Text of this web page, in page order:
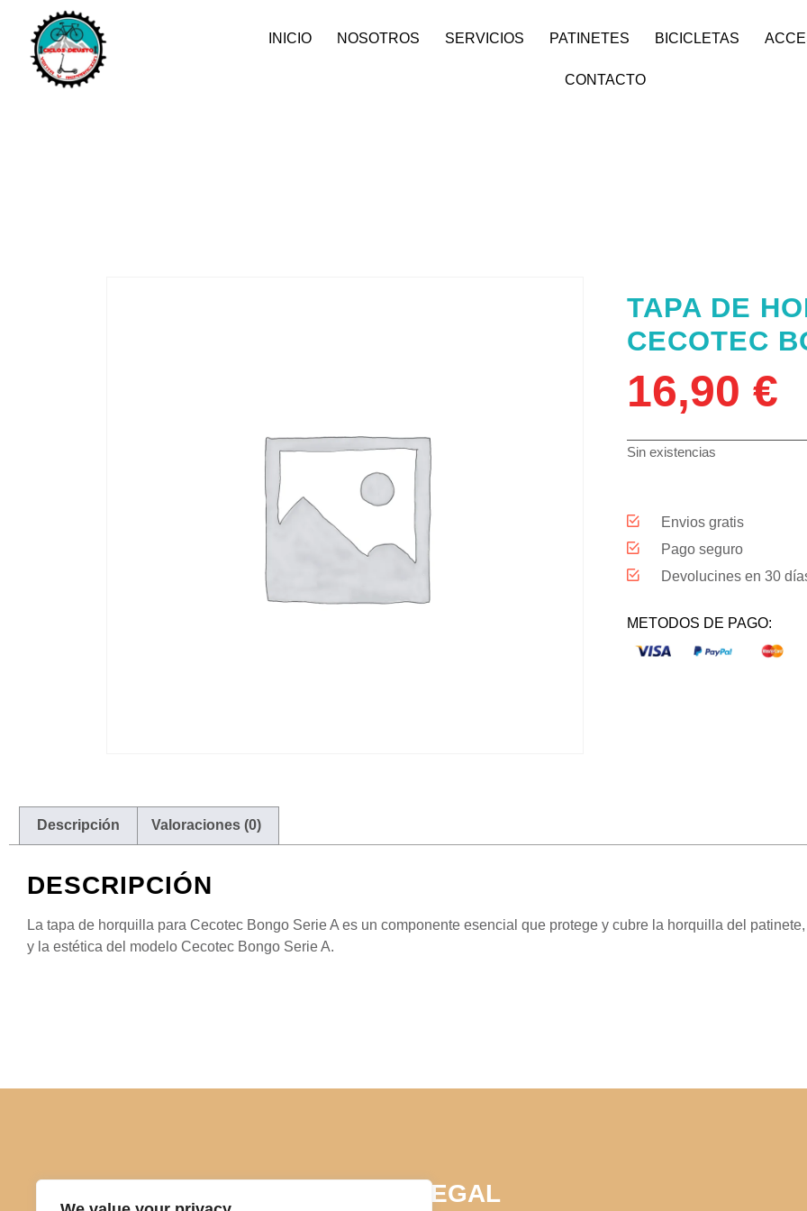
INICIO NOSOTROS SERVICIOS PATINETES BICICLETAS
CONTACTO
TAPA DE
CECOTEC
16,90 €
Sin existencias
Envios gratis
Pago seguro
Devolucines en 30
METODOS DE PAGO:
Descripción Valoraciones (0)
DESCRIPCIÓN
La tapa de horquilla para Cecotec Bongo Serie A es un componente esencial que protege y cubre la horquilla del
y la estética del modelo Cecotec Bongo Serie A.
LEGAL